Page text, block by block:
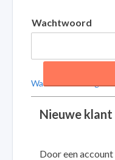
Wachtwoord
Wachtwoord
Nieuwe klant
Door een